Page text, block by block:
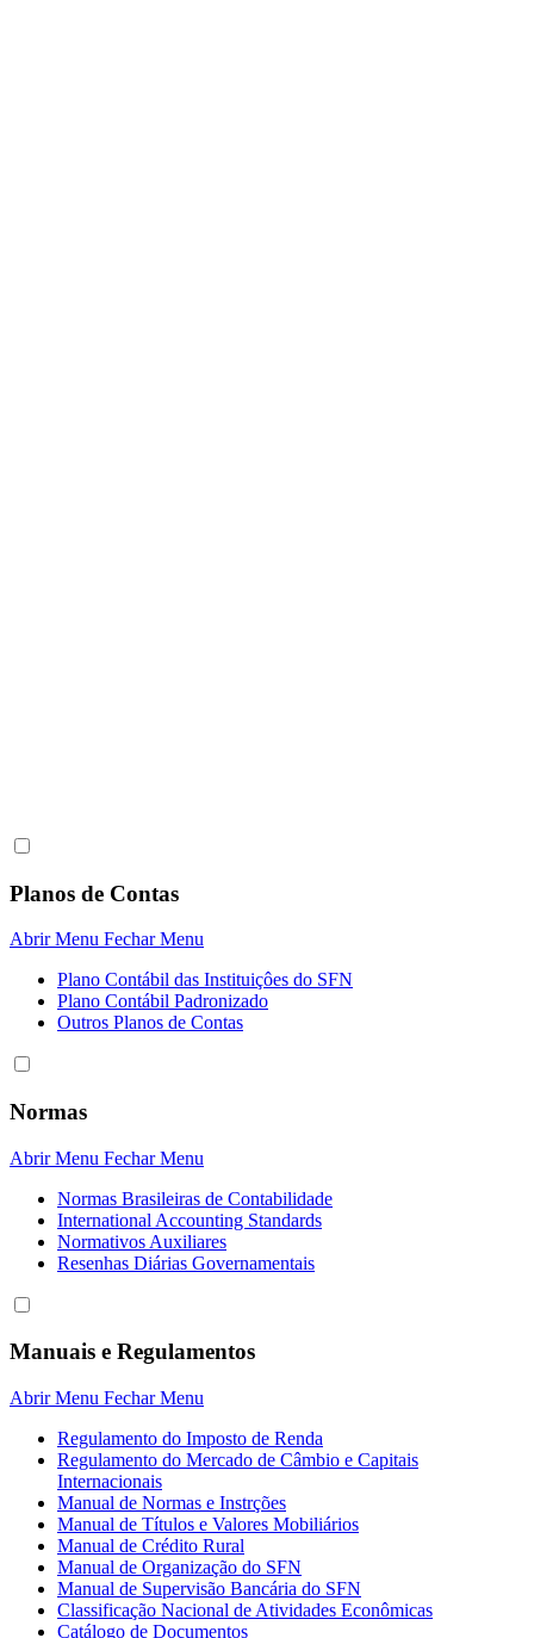
Planos de Contas
Abrir Menu Fechar Menu
Plano Contábil das Instituiçôes do SFN
Plano Contábil Padronizado
Outros Planos de Contas
Normas
Abrir Menu Fechar Menu
Normas Brasileiras de Contabilidade
International Accounting Standards
Normativos Auxiliares
Resenhas Diárias Governamentais
Manuais e Regulamentos
Abrir Menu Fechar Menu
Regulamento do Imposto de Renda
Regulamento do Mercado de Câmbio e Capitais
Internacionais
Manual de Normas e Instrções
Manual de Títulos e Valores Mobiliários
Manual de Crédito Rural
Manual de Organização do SFN
Manual de Supervisão Bancária do SFN
Classificação Nacional de Atividades Econômicas
Catálogo de Documentos